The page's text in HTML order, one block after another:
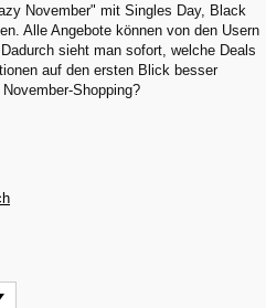
November" mit Singles Day, Black
Alle Angebote können von den Usern
sieht man sofort, welche Deals
auf den ersten Blick besser
Shopping?